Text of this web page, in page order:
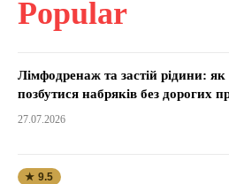
Popular
Лімфодренаж та застій рідини: як
позбутися набряків без дорогих
27.07.2026
★ 9.5